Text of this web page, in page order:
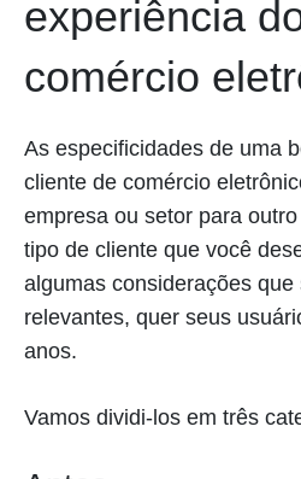
experiência
comércio
As especificidades de uma
cliente de comércio
empresa ou setor para
tipo de cliente que você
algumas considerações
relevantes, quer seus
anos.
Vamos dividi-los em três